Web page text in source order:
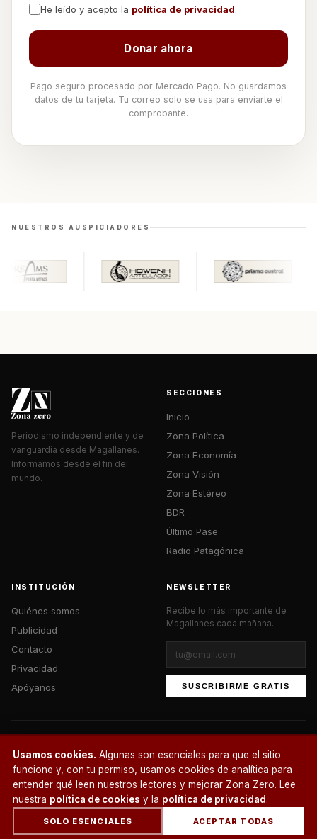
He leído y acepto la política de privacidad.
Donar ahora
Pago seguro procesado por Mercado Pago. No guardamos
datos de tu tarjeta. Tu correo solo se usa para enviarte el
comprobante.
NUESTROS AUSPICIADORES
Periodismo independiente y de
vanguardia desde Magallanes.
Informamos desde el fin del
mundo.
SECCIONES
Inicio
Zona Política
Zona Economía
Zona Visión
Zona Estéreo
BDR
Último Pase
Radio Patagónica
INSTITUCIÓN
Quiénes somos
Publicidad
Contacto
Privacidad
Apóyanos
NEWSLETTER
Recibe lo más importante de
Magallanes cada mañana.
SUSCRIBIRME GRATIS
© 2026 Zona Zero Media. Todos los derechos reservados.
Usamos cookies. Algunas son esenciales para que el sitio
funcione y, con tu permiso, usamos cookies de analítica para
entender qué leen nuestros lectores y mejorar Zona Zero. Lee
nuestra política de cookies y la política de privacidad.
SOLO ESENCIALES ACEPTAR TODAS
¿Un café?
INICIO SECCIONES BUSCAR CUENTA